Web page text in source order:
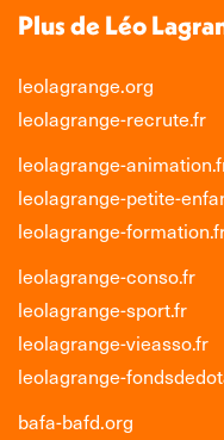
Plus de Léo
leolagrange.org
leolagrange-recrute.fr
leolagrange-
leolagrange-petite-
leolagrange-
leolagrange-conso.fr
leolagrange-sport.fr
leolagrange-vieasso.fr
leolagrange-
bafa-bafd.org